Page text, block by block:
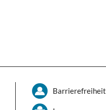
Barrierefreiheit